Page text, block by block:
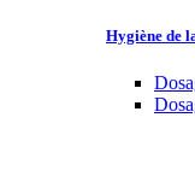
Hygiène de